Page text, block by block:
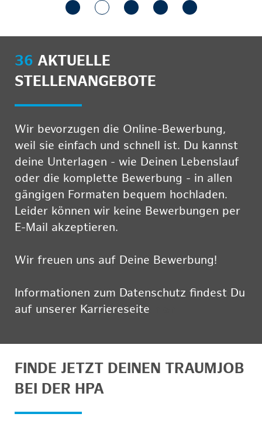
36 AKTUELLE
STELLENANGEBOTE
Wir bevorzugen die Online-Bewerbung,
weil sie einfach und schnell ist. Du kannst
deine Unterlagen - wie Deinen Lebenslauf
oder die komplette Bewerbung - in allen
gängigen Formaten bequem hochladen.
Leider können wir keine Bewerbungen per
E-Mail akzeptieren.
Wir freuen uns auf Deine Bewerbung!
Informationen zum Datenschutz findest Du
auf unserer Karriereseite
FINDE JETZT DEINEN TRAUMJOB
BEI DER HPA